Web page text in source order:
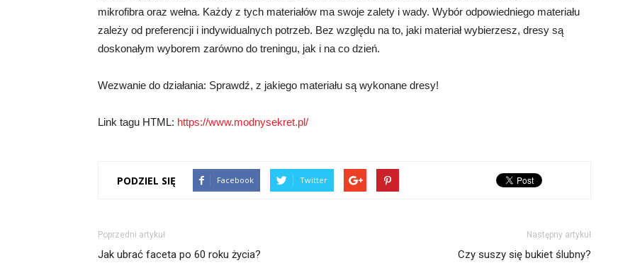
mikrofibra oraz wełna. Każdy z tych materiałów ma swoje zalety i wady. Wybór odpowiedniego materiału
zależy od preferencji i indywidualnych potrzeb. Bez względu na to, jaki materiał wybierzesz, dresy są
doskonałym wyborem zarówno do treningu, jak i na co dzień.
Wezwanie do działania: Sprawdź, z jakiego materiału są wykonane dresy!
Link tagu HTML: https://www.modnysekret.pl/
PODZIEL SIĘ Facebook Twitter
Poprzedni artykuł
Jak ubrać faceta po 60 roku życia?
Następny artykuł
Czy suszy się bukiet ślubny?